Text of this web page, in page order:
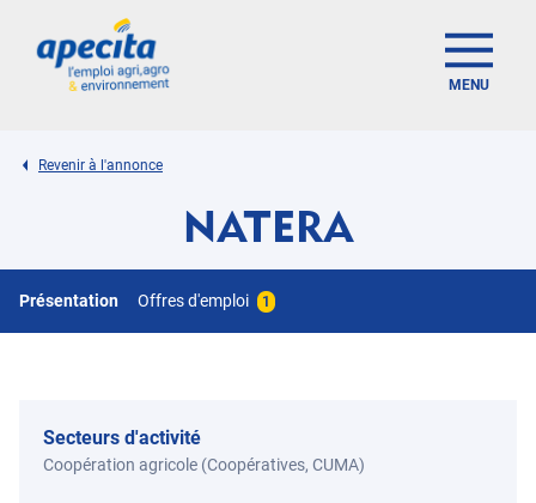
MENU
Revenir à l'annonce
NATERA
Présentation Offres d'emploi 1
Secteurs d'activité
Coopération agricole (Coopératives, CUMA)